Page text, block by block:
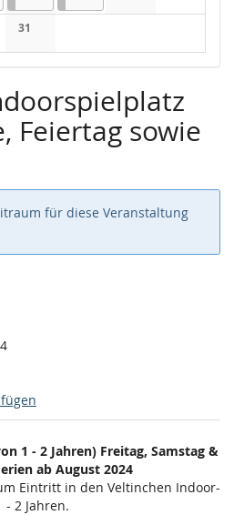
Keine Keine
31
Keine Veranstaltungen
Feiertag sowie
für diese Veranstaltung
1 - 2 Jahren) Freitag, Samstag &
ab August 2024
Eintritt in den Veltinchen Indoor-
2 Jahren.